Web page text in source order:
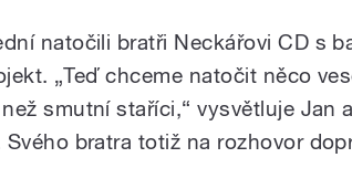
natočili bratři Neckářovi CD s
„Teď chceme natočit něco
smutní staříci,“ vysvětluje Jan
bratra totiž na rozhovor